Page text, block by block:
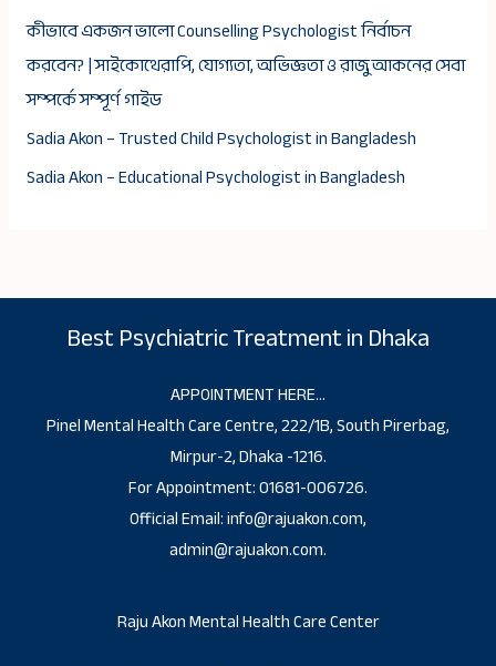
কীভাবে একজন ভালো Counselling Psychologist নির্বাচন
করবেন? | সাইকোথেরাপি, যোগ্যতা, অভিজ্ঞতা ও রাজু আকনের সেবা
সম্পর্কে সম্পূর্ণ গাইড
Sadia Akon – Trusted Child Psychologist in Bangladesh
Sadia Akon – Educational Psychologist in Bangladesh
Best Psychiatric Treatment in Dhaka
APPOINTMENT HERE…
Pinel Mental Health Care Centre, 222/1B, South Pirerbag,
Mirpur-2, Dhaka -1216.
For Appointment: 01681-006726.
Official Email: info@rajuakon.com,
admin@rajuakon.com.
Raju Akon Mental Health Care Center